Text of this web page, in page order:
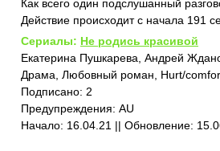
Как всего один подслушанный
Действие происходит с начала 191
Сериалы: Не родись красивой
Екатерина Пушкарева, Андрей
Драма, Любовный роман, Hurt/
Подписано: 2
Предупреждения: AU
Начало: 16.04.21 || Обновление: